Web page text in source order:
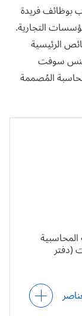
بوظائف فريدة
التجارية.
الرئيسية
سوفت
المُصممة
(دفتر
(دفاتر
المعاملات